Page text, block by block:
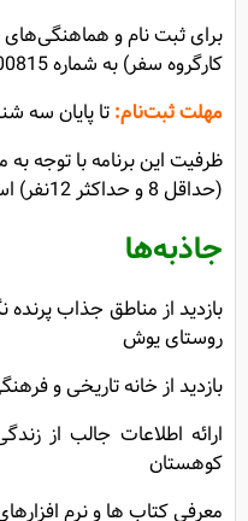
برای ثبت نام و
کارگروه سفر) به شماره 09122600815 تماس حاصل فرمایید.
مهلت ثبت‌نام:تا پایان سه شنبه 7
ظرفیت این برنامه با توجه
(حداقل 8 و حداکثر 12نفر) است.
جاذبه‌ها
بازدید از مناطق جذاب
روستای یوش
بازدید از خانه تاریخی و
ارائه اطلاعات جالب از
کوهستان
معرفی کتاب ها و نرم